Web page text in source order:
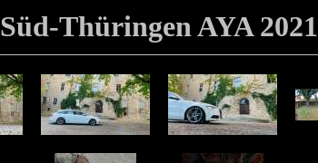
Süd-Thüringen AYA 2021